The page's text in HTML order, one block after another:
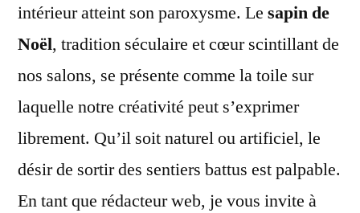
intérieur atteint son paroxysme. Le sapin de
Noël, tradition séculaire et cœur scintillant de
nos salons, se présente comme la toile sur
laquelle notre créativité peut s’exprimer
librement. Qu’il soit naturel ou artificiel, le
désir de sortir des sentiers battus est palpable.
En tant que rédacteur web, je vous invite à